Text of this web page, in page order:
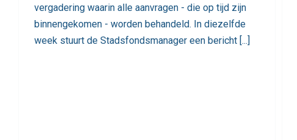
vergadering waarin alle aanvragen - die op tijd zijn
binnengekomen - worden behandeld. In diezelfde
week stuurt de Stadsfondsmanager een bericht [...]